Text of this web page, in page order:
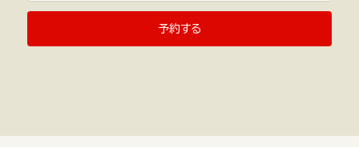
予約する